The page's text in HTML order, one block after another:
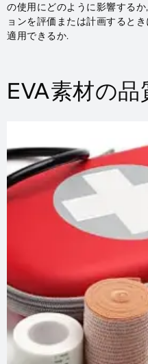
の使用にどのように影響する
ョンを評価または計画すると
適用できるか.
EVA素材の品